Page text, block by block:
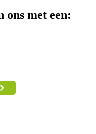
ons met een: